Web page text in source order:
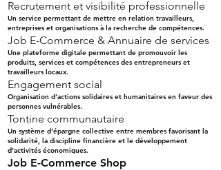
Recrutement et visibilité professionnelle
Un service permettant de mettre en relation travailleurs,
entreprises et organisations à la recherche de compétences.
Job E-Commerce & Annuaire de services
Une plateforme digitale permettant de promouvoir les
produits, services et compétences des entrepreneurs et
travailleurs locaux.
Engagement social
Organisation d’actions solidaires et humanitaires en faveur des
personnes vulnérables.
Tontine communautaire
Un système d’épargne collective entre membres favorisant la
solidarité, la discipline financière et le développement
d’activités économiques.
Job E-Commerce Shop